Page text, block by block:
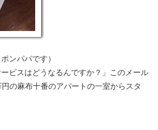
ンパパです）
ービスはどうなるんですか？」このメール
の麻布十番のアパートの一室からスタ